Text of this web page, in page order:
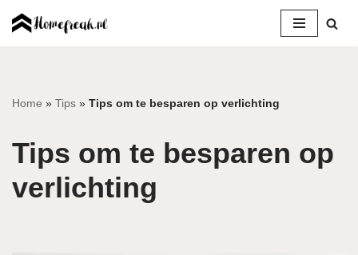
inhoud
Home » Tips » Tips om te besparen op verlichting
Tips om te besparen op
verlichting